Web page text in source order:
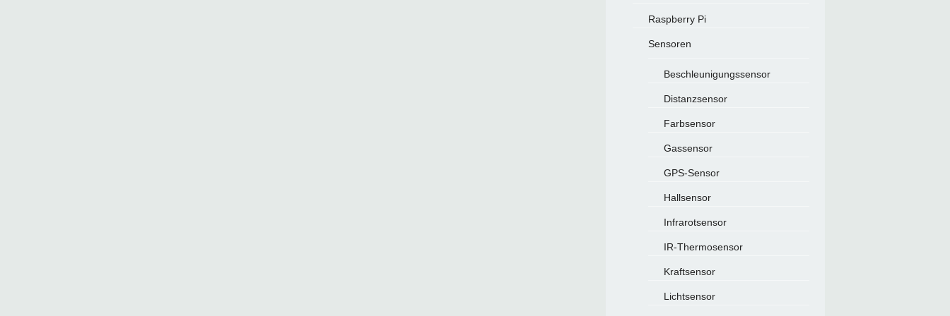
Raspberry Pi
Sensoren
Beschleunigungssensor
Distanzsensor
Farbsensor
Gassensor
GPS-Sensor
Hallsensor
Infrarotsensor
IR-Thermosensor
Kraftsensor
Lichtsensor